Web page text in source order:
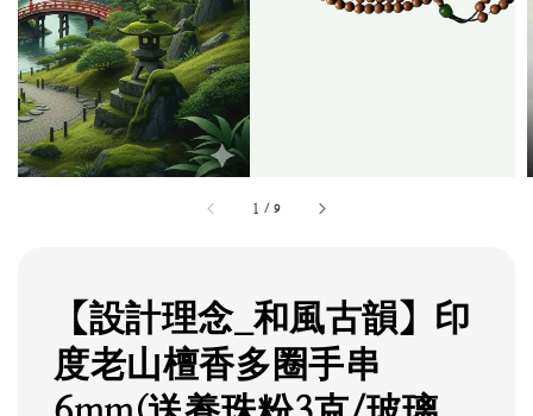
1 /9
【設計理念_和風古韻】印
度老山檀香多圈手串